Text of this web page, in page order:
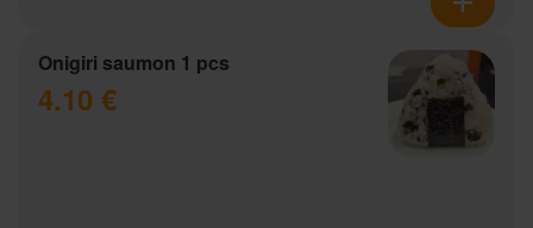
Onigiri saumon 1 pcs
4.10 €